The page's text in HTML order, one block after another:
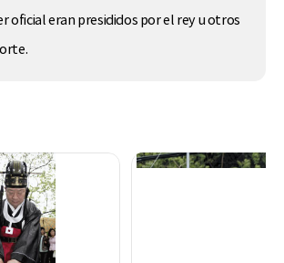
oficial eran presididos por el rey u otros